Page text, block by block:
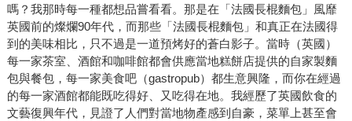
嗎？我那時每一種都想品嘗看看。那是在「法國長棍麵包」風靡
英國前的燦爛90年代，而那些「法國長棍麵包」和真正在法國得
到的美味相比，只不過是一道預烤好的蒼白影子。當時（英國）
每一家茶室、酒館和咖啡館都會供應當地糕餅店提供的自家製麵
包與餐包，每一家美食吧（gastropub）都生意興隆，而你在經過
的每一家酒館都能既吃得好、又吃得在地。我經歷了英國飲食的
文藝復興年代，見證了人們對當地物產感到自豪，菜單上甚至會